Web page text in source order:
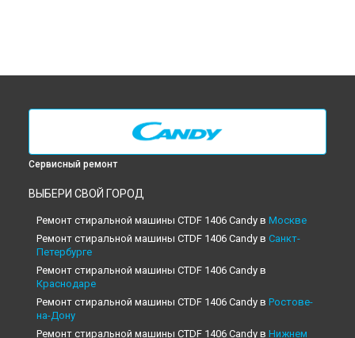
Сервисный ремонт
ВЫБЕРИ СВОЙ ГОРОД
Ремонт стиральной машины CTDF 1406 Candy в Москве
Ремонт стиральной машины CTDF 1406 Candy в Санкт-
Петербурге
Ремонт стиральной машины CTDF 1406 Candy в
Краснодаре
Ремонт стиральной машины CTDF 1406 Candy в Ростове-
на-Дону
Ремонт стиральной машины CTDF 1406 Candy в Нижнем